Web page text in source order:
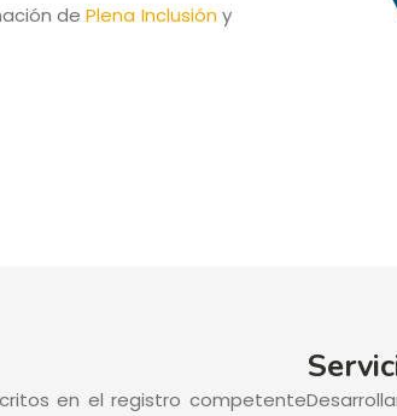
dePlena Inclusióny
en el registro competente